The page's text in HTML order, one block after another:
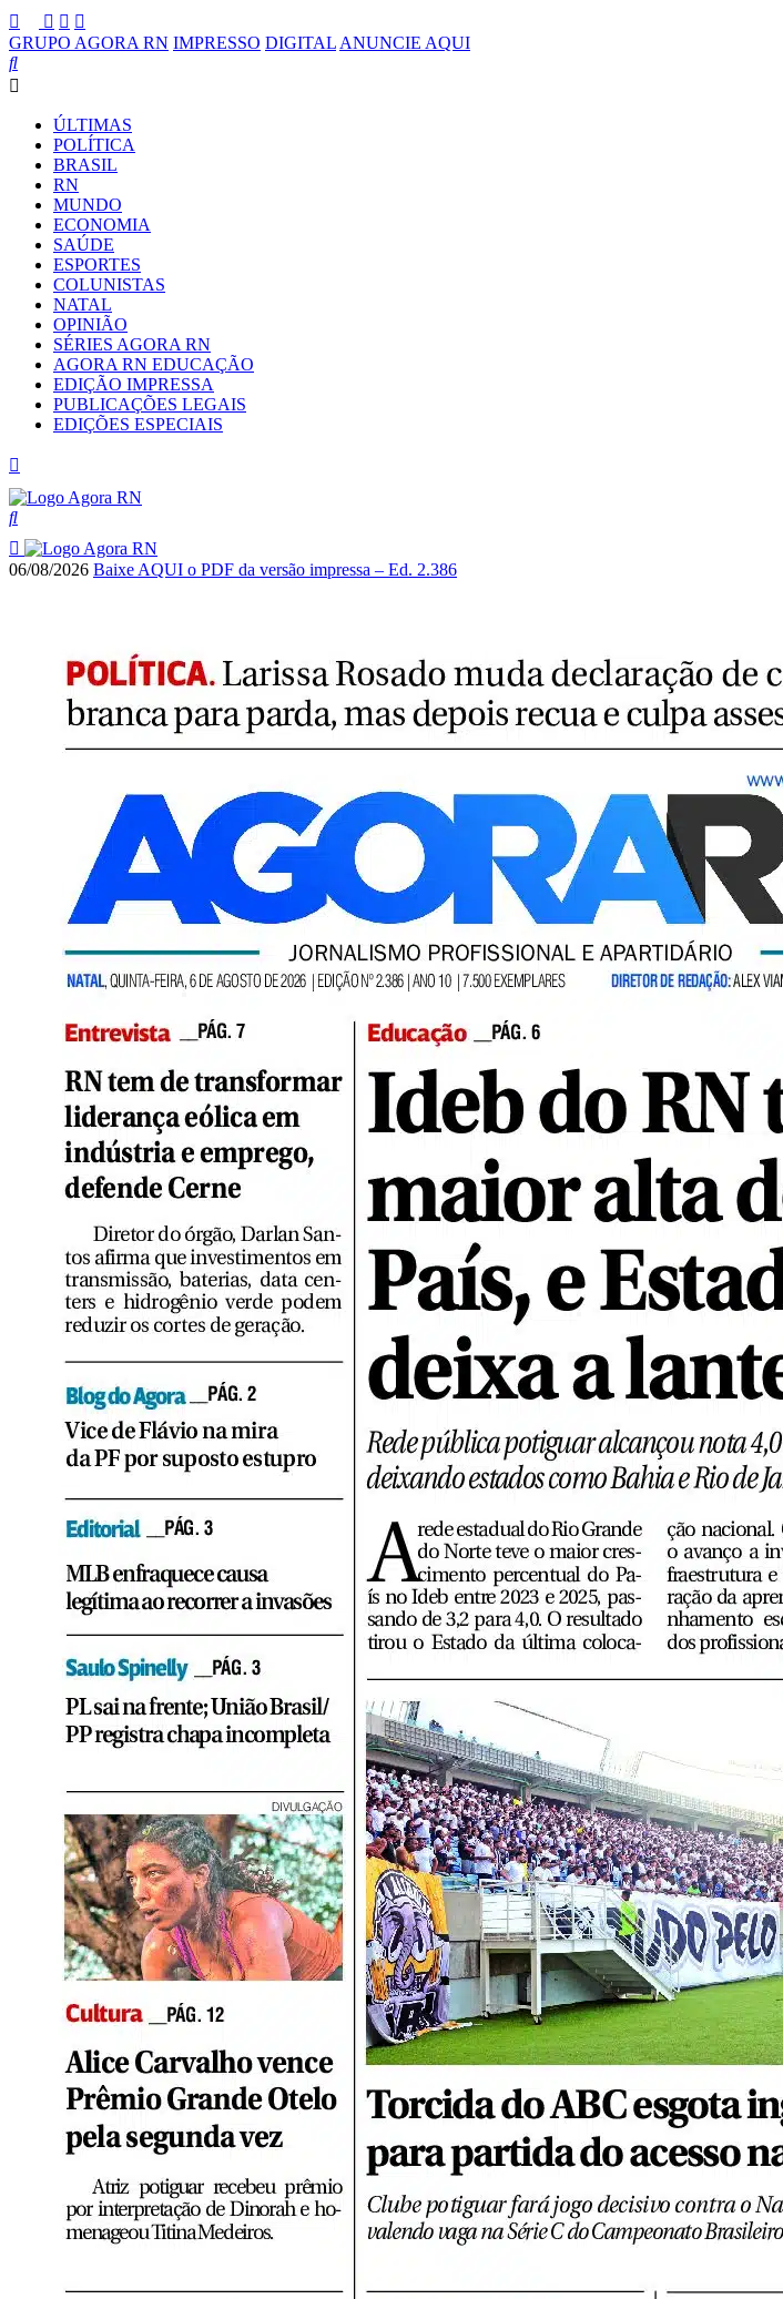
GRUPO AGORA RN IMPRESSO DIGITAL ANUNCIE AQUI
ÚLTIMAS
POLÍTICA
BRASIL
RN
MUNDO
ECONOMIA
SAÚDE
ESPORTES
COLUNISTAS
NATAL
OPINIÃO
SÉRIES AGORA RN
AGORA RN EDUCAÇÃO
EDIÇÃO IMPRESSA
PUBLICAÇÕES LEGAIS
EDIÇÕES ESPECIAIS
06/08/2026 Baixe AQUI o PDF da versão impressa – Ed. 2.386